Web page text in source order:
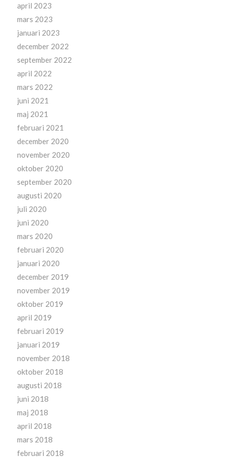
april 2023
mars 2023
januari 2023
december 2022
september 2022
april 2022
mars 2022
juni 2021
maj 2021
februari 2021
december 2020
november 2020
oktober 2020
september 2020
augusti 2020
juli 2020
juni 2020
mars 2020
februari 2020
januari 2020
december 2019
november 2019
oktober 2019
april 2019
februari 2019
januari 2019
november 2018
oktober 2018
augusti 2018
juni 2018
maj 2018
april 2018
mars 2018
februari 2018